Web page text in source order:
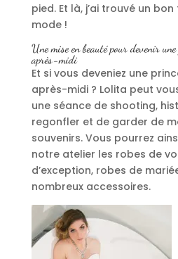
pied. Et là, j’ai trouvé un
mode !
Une mise en beauté pour devenir une
après-midi
Et si vous deveniez une
après-midi ? Lolita peut
une séance de shooting,
regonfler et de garder de
souvenirs. Vous pourrez
notre atelier les robes de
d’exception, robes de
nombreux accessoires.